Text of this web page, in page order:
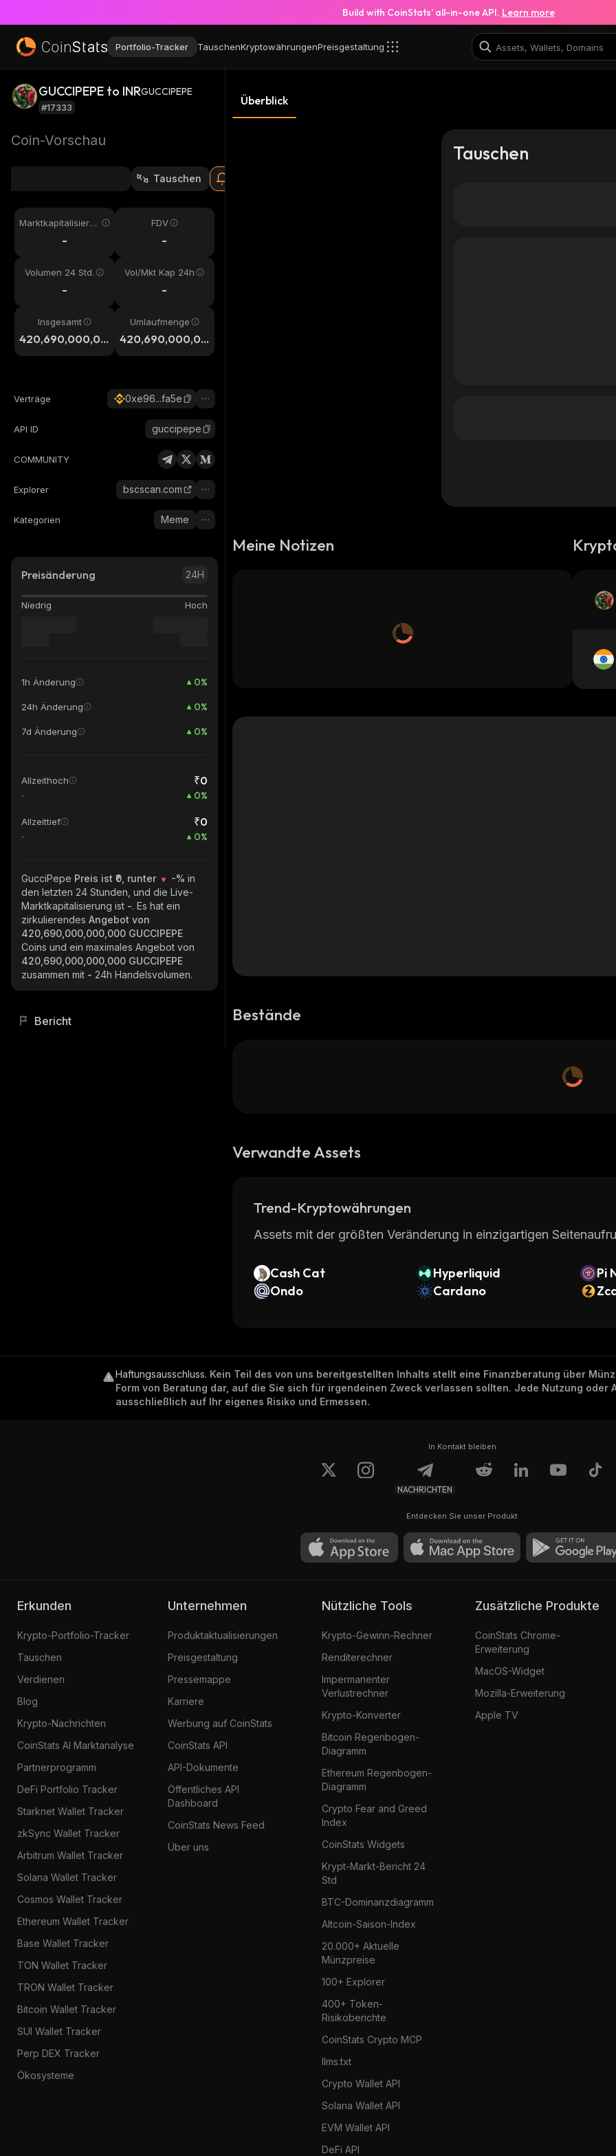
Build with CoinStats’ all-in-one API. Learn more
Portfolio-Tracker TauschenKryptowährungenPreisgestaltung
GUCCIPEPE to INRGUCCIPEPE
#17333
Coin-Vorschau
Tauschen
Marktkapitalisieru
-
FDV
-
Volumen 24 Std.
-
Vol/Mkt Kap 24h
-
Insgesamt
420,690,000,00
0,000
Umlaufmenge
420,690,000,00
0,000
Verträge 0xe96...fa5e
API ID guccipepe
COMMUNITY
Explorer bscscan.com
Kategorien Meme
Preisänderung 24H
Niedrig Hoch
1h Änderung 0%
24h Änderung 0%
7d Änderung 0%
Allzeithoch ₹0
- 0%
Allzeittief ₹0
- 0%
GucciPepe Preis ist ₹0, runter -% in
den letzten 24 Stunden, und die Live-
Marktkapitalisierung ist -. Es hat ein
zirkulierendes Angebot von
420,690,000,000,000 GUCCIPEPE
Coins und ein maximales Angebot von
420,690,000,000,000 GUCCIPEPE
zusammen mit - 24h Handelsvolumen.
Bericht
Überblick
Tauschen
Meine Notizen
Bestände
Verwandte Assets
Trend-Kryptowährungen
Assets mit der größten Veränderung in einzigartigen
Cash Cat Hyperliquid
Pi
Ondo
Cardano
Haftungsausschluss. Kein Teil des von uns bereitgestellten Inhalts stellt eine Finanzberatung über
Form von Beratung dar, auf die Sie sich für irgendeinen Zweck verlassen sollten. Jede Nutzung oder
ausschließlich auf Ihr eigenes Risiko und Ermessen.
In Kontakt bleiben
NACHRICHTEN
Entdecken Sie unser Produkt
Erkunden
Krypto-Portfolio-Tracker
Tauschen
Verdienen
Blog
Krypto-Nachrichten
CoinStats AI Marktanalyse
Partnerprogramm
DeFi Portfolio Tracker
Starknet Wallet Tracker
zkSync Wallet Tracker
Arbitrum Wallet Tracker
Solana Wallet Tracker
Cosmos Wallet Tracker
Ethereum Wallet Tracker
Base Wallet Tracker
TON Wallet Tracker
TRON Wallet Tracker
Bitcoin Wallet Tracker
SUI Wallet Tracker
Perp DEX Tracker
Ökosysteme
Unternehmen
Produktaktualisierungen
Preisgestaltung
Pressemappe
Karriere
Werbung auf CoinStats
CoinStats API
API-Dokumente
Öffentliches API
Dashboard
CoinStats News Feed
Über uns
Nützliche Tools
Krypto-Gewinn-Rechner
Renditerechner
Impermanenter
Verlustrechner
Krypto-Konverter
Bitcoin Regenbogen-
Diagramm
Ethereum Regenbogen-
Diagramm
Crypto Fear and Greed
Index
CoinStats Widgets
Krypt-Markt-Bericht 24
Std
BTC-Dominanzdiagramm
Altcoin-Saison-Index
20.000+ Aktuelle
Münzpreise
100+ Explorer
400+ Token-
Risikoberichte
CoinStats Crypto MCP
llms.txt
Crypto Wallet API
Solana Wallet API
EVM Wallet API
DeFi API
Zusätzliche Produkte
CoinStats Chrome-
Erweiterung
MacOS-Widget
Mozilla-Erweiterung
Apple TV